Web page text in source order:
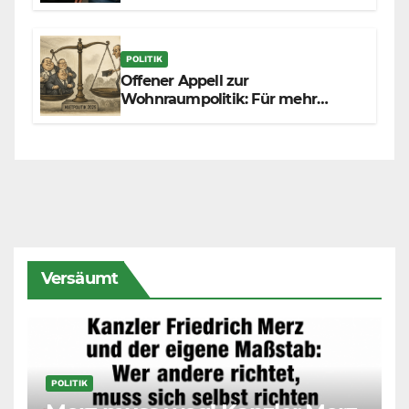
POLITIK
Offener Appell zur
Wohnraumpolitik: Für mehr
Versäumt
POLITIK